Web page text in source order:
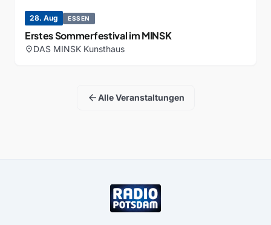
28. Aug ESSEN
Erstes Sommerfestival im MINSK
location_onDAS MINSK Kunsthaus
arrow_backAlle Veranstaltungen